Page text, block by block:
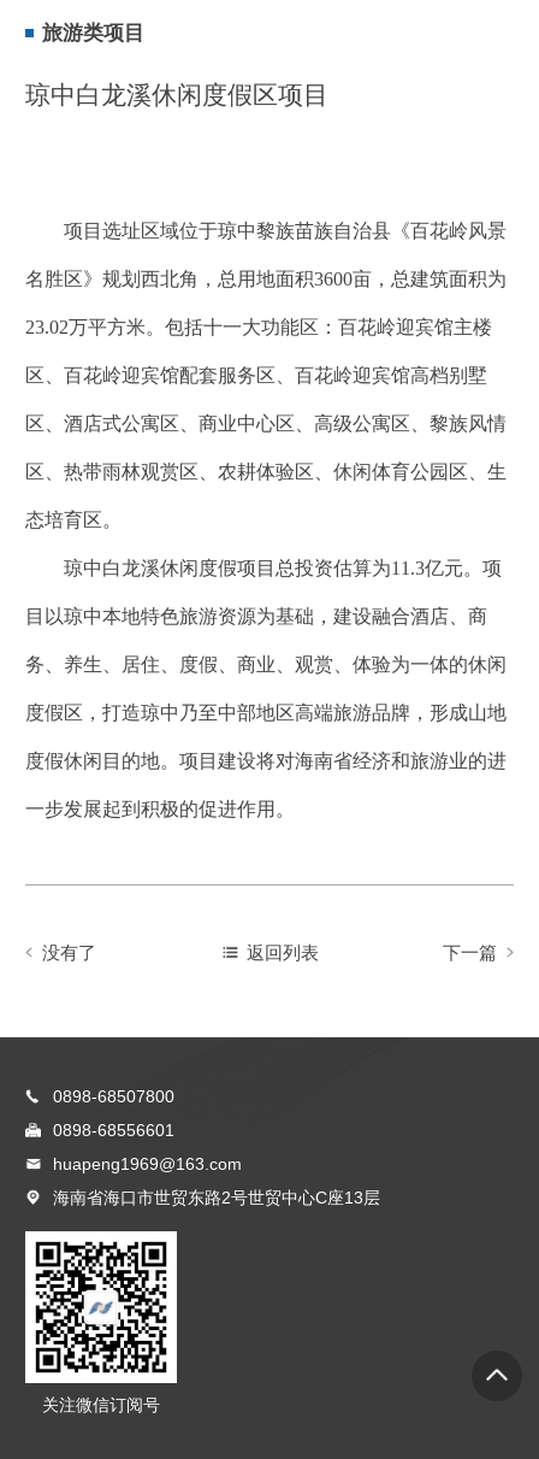
旅游类项目
琼中白龙溪休闲度假区项目
项目选址区域位于琼中黎族苗族自治县《百花岭风景
名胜区》规划西北角，总用地面积3600亩，总建筑面积为
23.02万平方米。包括十一大功能区：百花岭迎宾馆主楼
区、百花岭迎宾馆配套服务区、百花岭迎宾馆高档别墅
区、酒店式公寓区、商业中心区、高级公寓区、黎族风情
区、热带雨林观赏区、农耕体验区、休闲体育公园区、生
态培育区。
琼中白龙溪休闲度假项目总投资估算为11.3亿元。项
目以琼中本地特色旅游资源为基础，建设融合酒店、商
务、养生、居住、度假、商业、观赏、体验为一体的休闲
度假区，打造琼中乃至中部地区高端旅游品牌，形成山地
度假休闲目的地。项目建设将对海南省经济和旅游业的进
一步发展起到积极的促进作用。
没有了 返回列表 下一篇
0898-68507800
0898-68556601
huapeng1969@163.com
海南省海口市世贸东路2号世贸中心C座13层
关注微信订阅号